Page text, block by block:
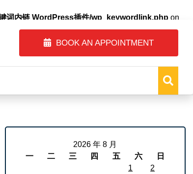
词内链 WordPress插件/wp_keywordlink.php on
BOOK AN APPOINTMENT
2026 年 8 月
一
二 三 四 五 六
日
1
2